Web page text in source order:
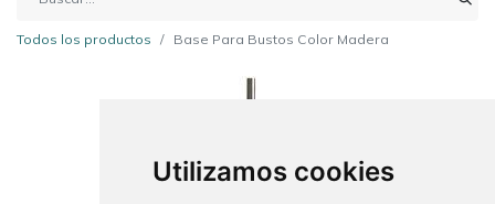
Utilizamos cookies
Todos los productos Base Para Bustos Color Madera